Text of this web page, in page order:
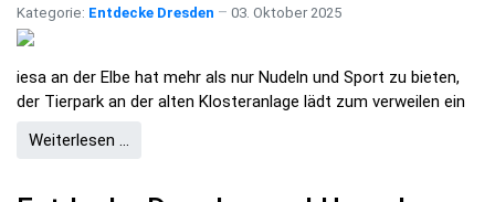
Kategorie: Entdecke Dresden 03. Oktober 2025
iesa an der Elbe hat mehr als nur Nudeln und Sport zu bieten,
der Tierpark an der alten Klosteranlage lädt zum verweilen ein
Weiterlesen …